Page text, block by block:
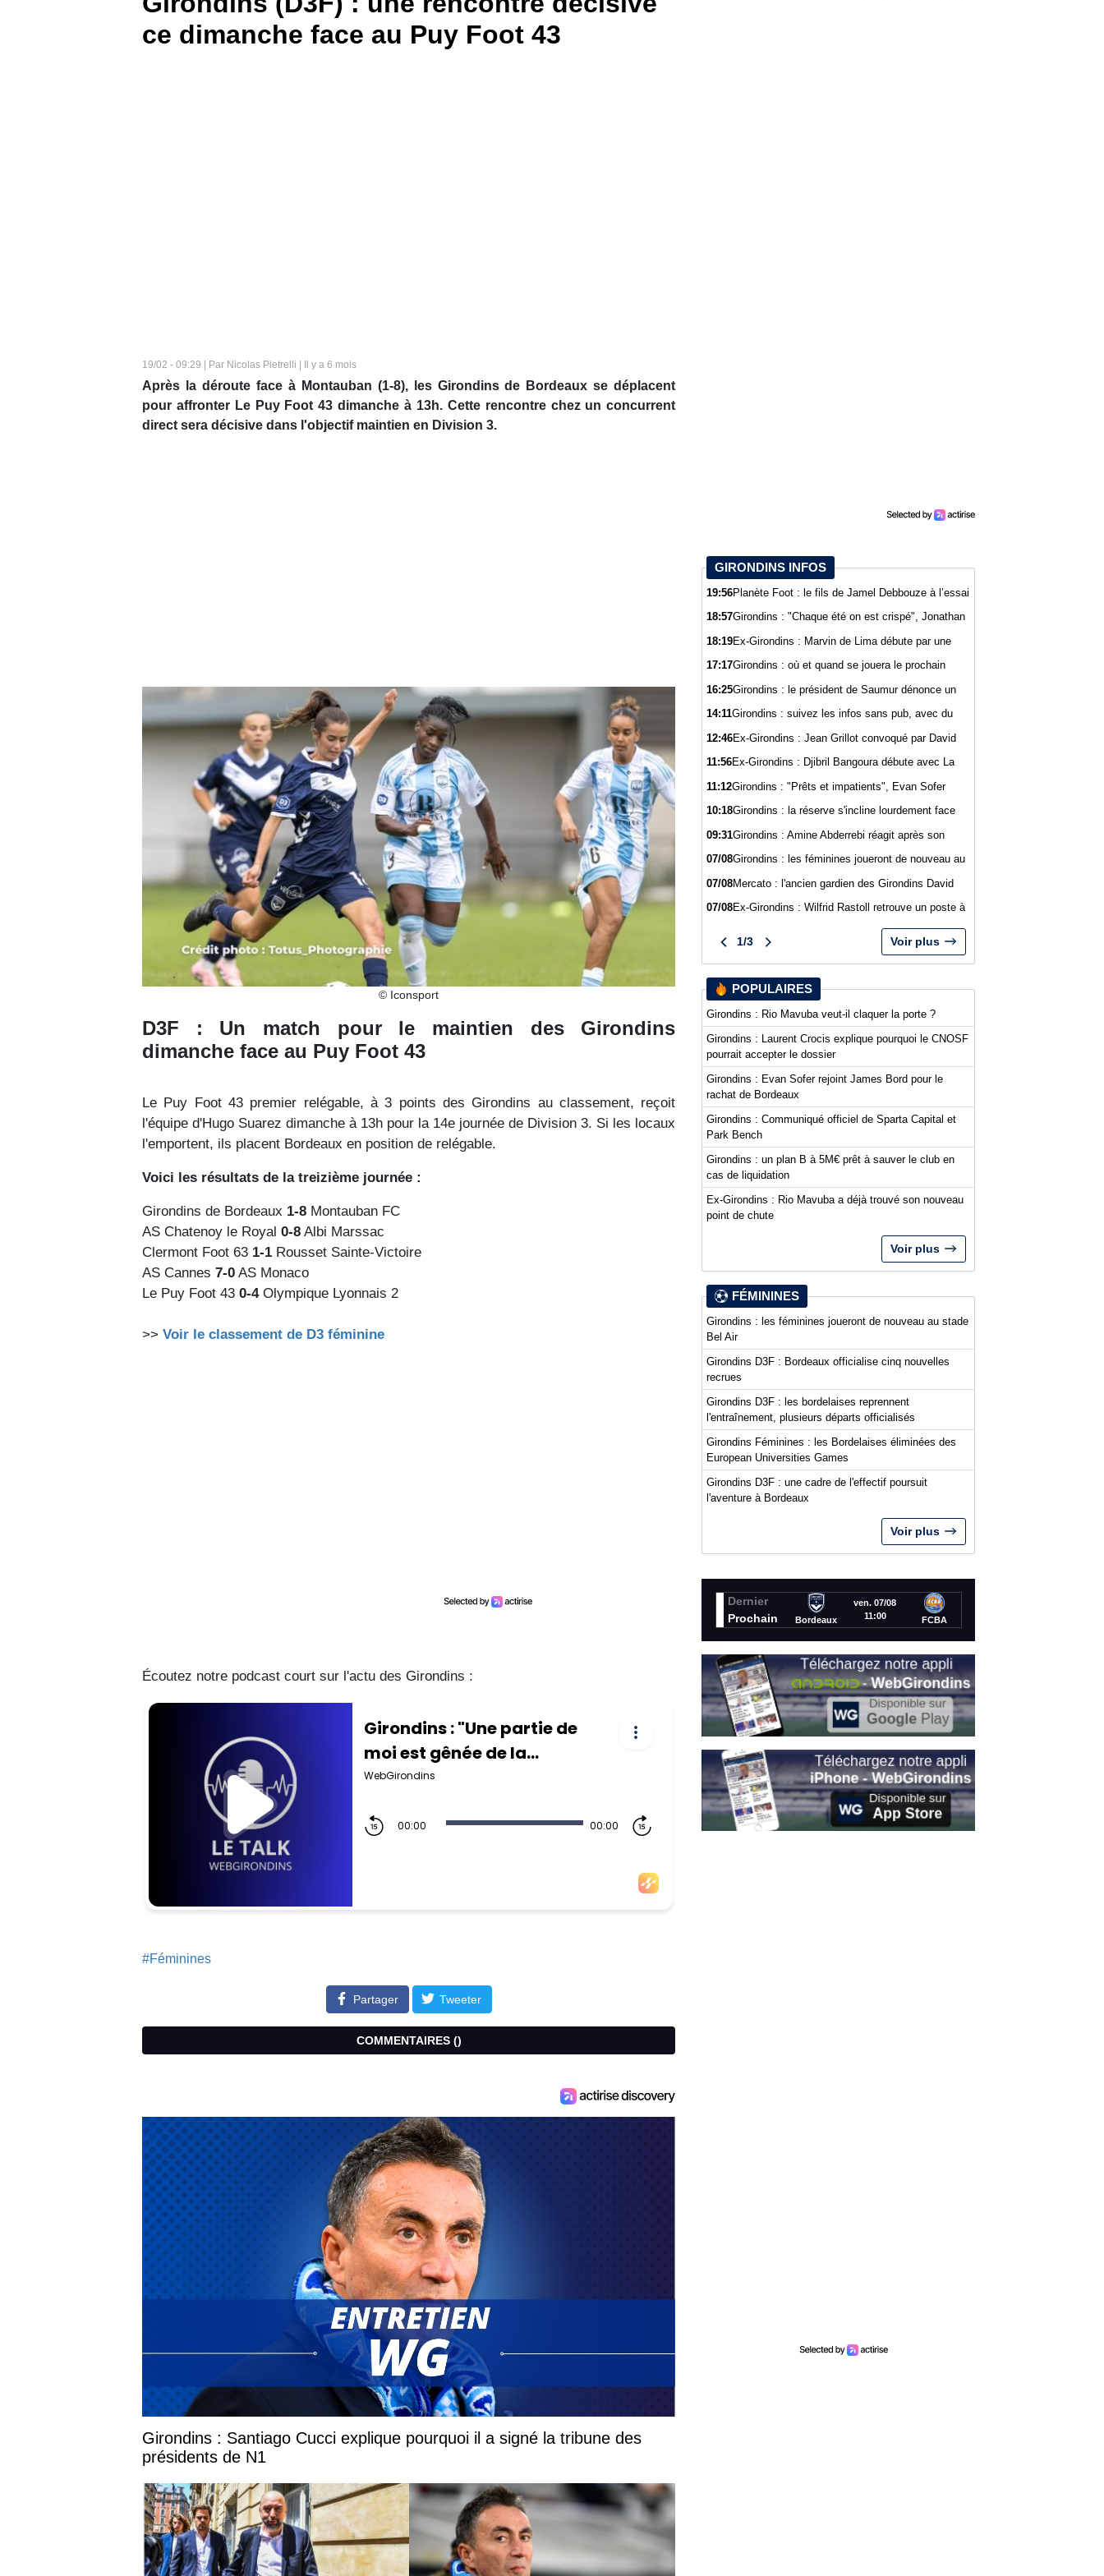
ce dimanche face au Puy Foot 43
19/02 - 09:29 | Par Nicolas Pietrelli | Il y a 6 mois
Après la déroute face à Montauban (1-8), les Girondins de Bordeaux se déplacent
pour affronter Le Puy Foot 43 dimanche à 13h. Cette rencontre chez un concurrent
direct sera décisive dans l'objectif maintien en Division 3.
© Iconsport
D3F : Un match pour le maintien des Girondins
dimanche face au Puy Foot 43
Le Puy Foot 43 premier relégable, à 3 points des Girondins au classement, reçoit
l'équipe d'Hugo Suarez dimanche à 13h pour la 14e journée de Division 3. Si les locaux
l'emportent, ils placent Bordeaux en position de relégable.
Voici les résultats de la treizième journée :
Girondins de Bordeaux 1-8 Montauban FC
AS Chatenoy le Royal 0-8 Albi Marssac
Clermont Foot 63 1-1 Rousset Sainte-Victoire
AS Cannes 7-0 AS Monaco
Le Puy Foot 43 0-4Olympique Lyonnais 2
>> Voir le classement de D3 féminine
Écoutez notre podcast court sur l'actu des Girondins :
#Féminines
Partager Tweeter
COMMENTAIRES ()
Girondins : Santiago Cucci explique pourquoi il a signé la tribune des
présidents de N1
GIRONDINS INFOS
19:56Planète Foot : le fils de Jamel Debbouze à l’essai
18:57Girondins : "Chaque été on est crispé", Jonathan
18:19Ex-Girondins : Marvin de Lima débute par une
17:17Girondins : où et quand se jouera le prochain
16:25Girondins : le président de Saumur dénonce un
14:11Girondins : suivez les infos sans pub, avec du
12:46Ex-Girondins : Jean Grillot convoqué par David
11:56Ex-Girondins : Djibril Bangoura débute avec La
11:12Girondins : "Prêts et impatients", Evan Sofer
10:18Girondins : la réserve s'incline lourdement face
09:31Girondins : Amine Abderrebi réagit après son
07/08Girondins : les féminines joueront de nouveau au
07/08Mercato : l'ancien gardien des Girondins David
07/08Ex-Girondins : Wilfrid Rastoll retrouve un poste à
1/3 Voir plus
POPULAIRES
Girondins : Rio Mavuba veut-il claquer la porte ?
Girondins : Laurent Crocis explique pourquoi le CNOSF
pourrait accepter le dossier
Girondins : Evan Sofer rejoint James Bord pour le
rachat de Bordeaux
Girondins : Communiqué officiel de Sparta Capital et
Park Bench
Girondins : un plan B à 5M€ prêt à sauver le club en
cas de liquidation
Ex-Girondins : Rio Mavuba a déjà trouvé son nouveau
point de chute
Voir plus
FÉMININES
Girondins : les féminines joueront de nouveau au stade
Bel Air
Girondins D3F : Bordeaux officialise cinq nouvelles
recrues
Girondins D3F : les bordelaises reprennent
l'entraînement, plusieurs départs officialisés
Girondins Féminines : les Bordelaises éliminées des
European Universities Games
Girondins D3F : une cadre de l'effectif poursuit
l'aventure à Bordeaux
Voir plus
Dernier
Prochain
Bordeaux
ven. 07/08
11:00
FCBA